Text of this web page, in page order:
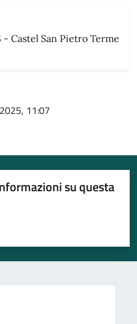
Castel San Pietro Terme
11:07
su questa
su 5
5